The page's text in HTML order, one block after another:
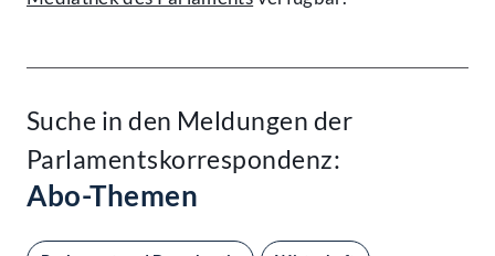
Suche in den Meldungen der
Parlamentskorrespondenz:
Abo-Themen